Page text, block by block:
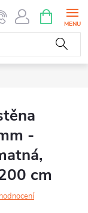
NÁKUPNÍ
KOŠÍK
-
cm